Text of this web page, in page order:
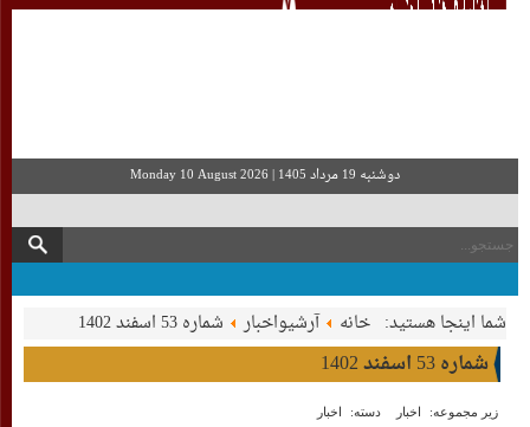
دوشنبه 19 مرداد 1405 |
Monday 10 August 2026
شما اینجا هستید: خانه آرشیواخبار شماره 53 اسفند 1402
شماره 53 اسفند 1402